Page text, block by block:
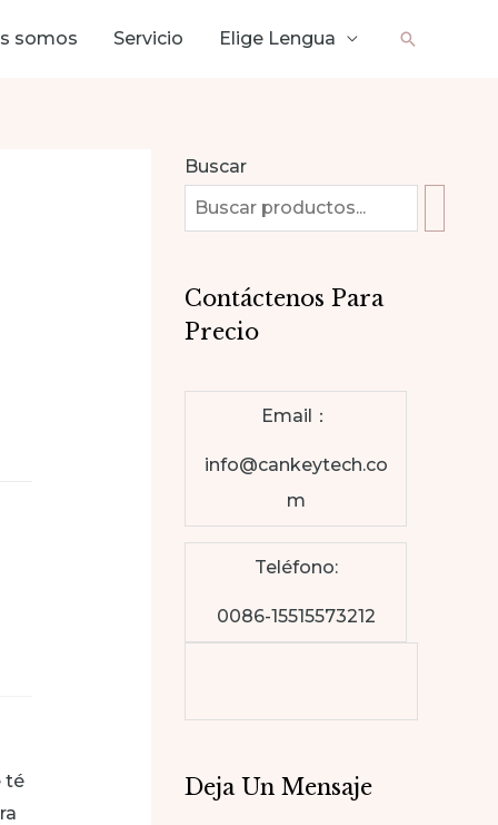
somos Servicio Elige Lengua Buscar
té
Buscar
Contáctenos Para
Precio
Email：
info@cankeytech.co
m
Teléfono:
0086-15515573212
Deja Un Mensaje